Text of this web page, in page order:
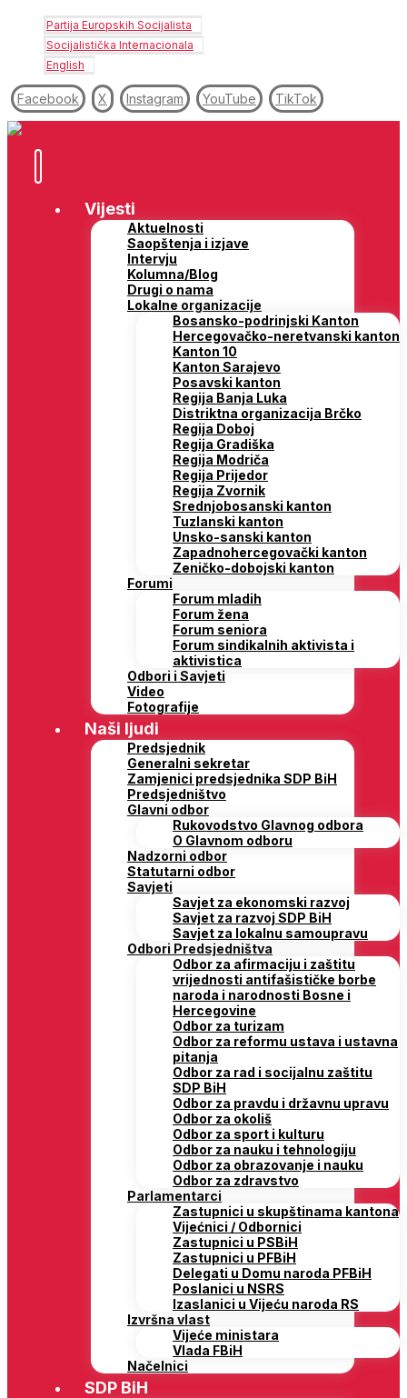
Partija Europskih Socijalista
Socijalistička Internacionala
English
Facebook X Instagram YouTube TikTok
Vijesti
Aktuelnosti
Saopštenja i izjave
Intervju
Kolumna/Blog
Drugi o nama
Lokalne organizacije
Bosansko-podrinjski Kanton
Hercegovačko-neretvanski kanton
Kanton 10
Kanton Sarajevo
Posavski kanton
Regija Banja Luka
Distriktna organizacija Brčko
Regija Doboj
Regija Gradiška
Regija Modriča
Regija Prijedor
Regija Zvornik
Srednjobosanski kanton
Tuzlanski kanton
Unsko-sanski kanton
Zapadnohercegovački kanton
Zeničko-dobojski kanton
Forumi
Forum mladih
Forum žena
Forum seniora
Forum sindikalnih aktivista i
aktivistica
Odbori i Savjeti
Video
Fotografije
Naši ljudi
Predsjednik
Generalni sekretar
Zamjenici predsjednika SDP BiH
Predsjedništvo
Glavni odbor
Rukovodstvo Glavnog odbora
O Glavnom odboru
Nadzorni odbor
Statutarni odbor
Savjeti
Savjet za ekonomski razvoj
Savjet za razvoj SDP BiH
Savjet za lokalnu samoupravu
Odbori Predsjedništva
Odbor za afirmaciju i zaštitu
vrijednosti antifašističke borbe
naroda i narodnosti Bosne i
Hercegovine
Odbor za turizam
Odbor za reformu ustava i ustavna
pitanja
Odbor za rad i socijalnu zaštitu
SDP BiH
Odbor za pravdu i državnu upravu
Odbor za okoliš
Odbor za sport i kulturu
Odbor za nauku i tehnologiju
Odbor za obrazovanje i nauku
Odbor za zdravstvo
Parlamentarci
Zastupnici u skupštinama kantona
Vijećnici / Odbornici
Zastupnici u PSBiH
Zastupnici u PFBiH
Delegati u Domu naroda PFBiH
Poslanici u NSRS
Izaslanici u Vijeću naroda RS
Izvršna vlast
Vijeće ministara
Vlada FBiH
Načelnici
SDP BiH